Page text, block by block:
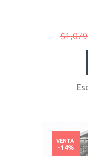
VENTA
-14%